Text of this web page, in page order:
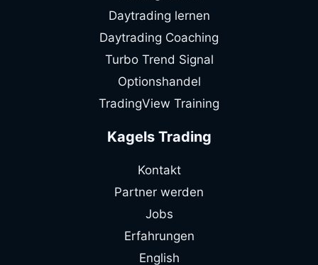
Daytrading lernen
Daytrading Coaching
Turbo Trend Signal
Optionshandel
TradingView Training
Kagels Trading
Kontakt
Partner werden
Jobs
Erfahrungen
English